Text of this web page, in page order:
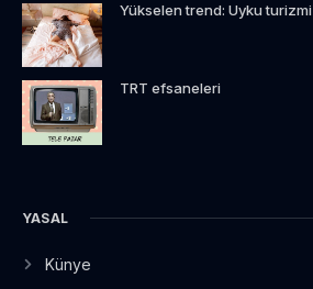
Yükselen trend: Uyku turizmi
TRT efsaneleri
YASAL
Künye